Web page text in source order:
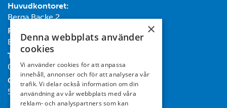
Huvudkontoret:
Berga Backe 2
Post:
Box 732, 182 17 Danderyd
Tel:
08-714 35 00
Org nr:
556467-7119
×
Denna webbplats använder
cookies
Vi använder cookies för att anpassa
innehåll, annonser och för att analysera vår
trafik. Vi delar också information om din
användning av vår webbplats med våra
reklam- och analyspartners som kan